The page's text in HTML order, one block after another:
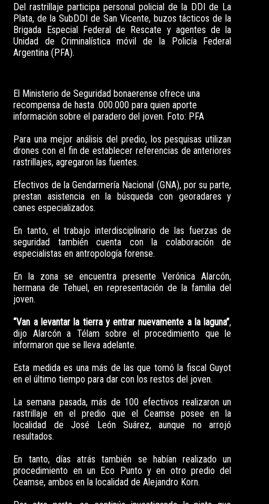
Del rastrillaje participa personal policial de la DDI de La
Plata, de la SubDDI de San Vicente, buzos tácticos de la
Brigada Especial Federal de Rescate y agentes de la
Unidad de Criminalística móvil de la Policía Federal
Argentina (PFA).
El Ministerio de Seguridad bonaerense ofrece una
recompensa de hasta .000.000 para quien aporte
información sobre el paradero del joven. Foto: PFA
Para una mejor análisis del predio, los pesquisas utilizan
drones con el fin de establecer referencias de anteriores
rastrillajes, agregaron las fuentes.
Efectivos de la Gendarmería Nacional (GNA), por su parte,
prestan asistencia en la búsqueda con georadares y
canes especializados.
En tanto, el trabajo interdisciplinario de las fuerzas de
seguridad también cuenta con la colaboración de
especialistas en antropología forense.
En la zona se encuentra presente Verónica Alarcón,
hermana de Tehuel, en representación de la familia del
joven.
“Van a levantar la tierra y entrar nuevamente a la laguna”,
dijo Alarcón a Télam sobre el procedimiento que le
informaron que se lleva adelante.
Esta medida es una más de las que tomó la fiscal Guyot
en el último tiempo para dar con los restos del joven.
La semana pasada, más de 100 efectivos realizaron un
rastrillaje en el predio que el Ceamse posee en la
localidad de José León Suárez, aunque no arrojó
resultados.
En tanto, días atrás también se habían realizado un
procedimiento en un Eco Punto y en otro predio del
Ceamse, ambos en la localidad de Alejandro Korn.